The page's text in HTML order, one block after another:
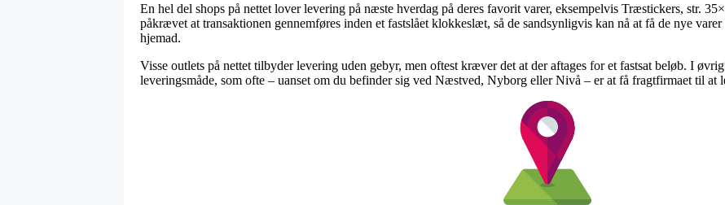
En hel del shops på nettet lover levering på næste hverdag på deres favorit varer, eksempelvis Træstickers, str.
påkrævet at transaktionen gennemføres inden et fastslået klokkeslæt, så de sandsynligvis kan nå at få de nye
hjemad.
Visse outlets på nettet tilbyder levering uden gebyr, men oftest kræver det at der aftages for et fastsat beløb. I
leveringsmåde, som ofte – uanset om du befinder sig ved Næstved, Nyborg eller Nivå – er at få fragtfirmaet til at